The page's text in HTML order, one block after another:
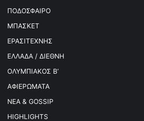
ΠΟΔΟΣΦΑΙΡΟ
ΜΠΑΣΚΕΤ
ΕΡΑΣΙΤΕΧΝΗΣ
ΕΛΛΑΔΑ / ΔΙΕΘΝΗ
ΟΛΥΜΠΙΑΚΟΣ Β’
ΑΦΙΕΡΩΜΑΤΑ
ΝΕΑ & GOSSIP
HIGHLIGHTS